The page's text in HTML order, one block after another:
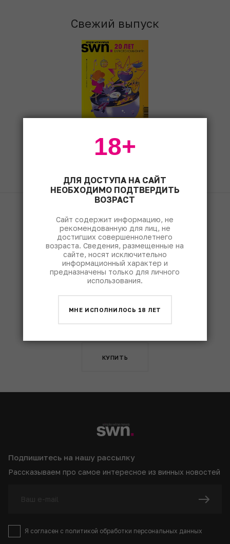
Свежий выпуск
Fine & Rare Wine1490
КУПИТЬ
Подпишитесь на нашу рассылку
Рассказываем про самое интересное из винных новостей
Я согласен с политикой обработки персональных данных
ДЛЯ ДОСТУПА НА САЙТ
НЕОБХОДИМО ПОДТВЕРДИТЬ
ВОЗРАСТ
Сайт содержит информацию, не
рекомендованную для лиц, не
достигших совершеннолетнего
возраста. Сведения, размещенные на
сайте, носят исключительно
информационный характер и
предназначены только для личного
использования.
МНЕ ИСПОЛНИЛОСЬ 18 ЛЕТ
18+